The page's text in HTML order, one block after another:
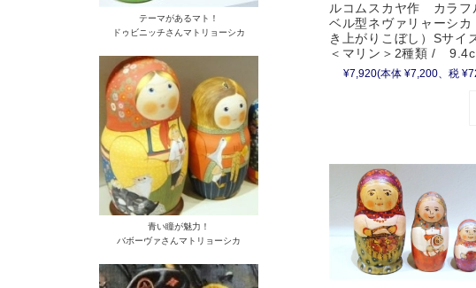
ルコムスカヤ作 カラフ
ベル型ネヴァリャーシカ
き上がりこぼし）Sサイ
＜マリン＞2種類 /
¥7,920(本体 ¥7,200、税
テーマがあるマト！
ドゥビニッチさんマトリョーシカ
青い瞳が魅力！
バボーヴァさんマトリョーシカ